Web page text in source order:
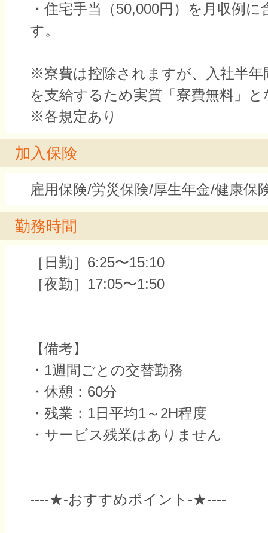
・住宅手当（50,000円）を月収例
す。
※寮費は控除されますが、入社半年
を支給するため実質「寮費無料」
※各規定あり
加入保険
雇用保険/労災保険/厚生年金/健康保
勤務時間
［日勤］6:25〜15:10
［夜勤］17:05〜1:50
【備考】
・1週間ごとの交替勤務
・休憩：60分
・残業：1日平均1～2H程度
・サービス残業はありません
----★-おすすめポイント-★----